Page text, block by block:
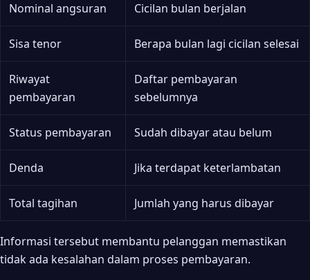
Nominal angsuran Cicilan bulan berjalan
Sisa tenor Berapa bulan lagi cicilan selesai
Riwayat
pembayaran
Daftar pembayaran
sebelumnya
Status pembayaran Sudah dibayar atau belum
Denda Jika terdapat keterlambatan
Total tagihan Jumlah yang harus dibayar
Informasi tersebut membantu pelanggan memastikan
tidak ada kesalahan dalam proses pembayaran.